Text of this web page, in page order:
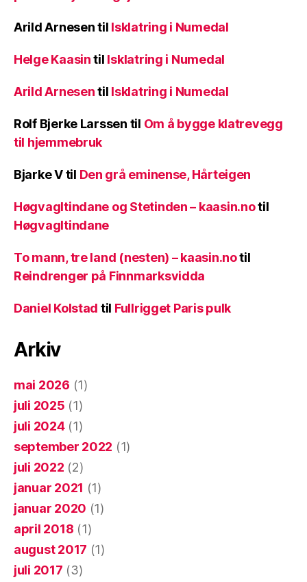
Arild Arnesentil Isklatring i Numedal
Helge Kaasintil Isklatring i Numedal
Arild Arnesentil Isklatring i Numedal
Rolf Bjerke Larssen til Om å bygge klatrevegg
til hjemmebruk
Bjarke Vtil Den grå eminense, Hårteigen
Høgvagltindane og Stetinden – kaasin.notil
Høgvagltindane
To mann, tre land (nesten) – kaasin.notil
Reindrenger på Finnmarksvidda
Daniel Kolstad til Fullrigget Paris pulk
Arkiv
mai 2026 (1)
juli 2025 (1)
juli 2024(1)
september 2022 (1)
juli 2022 (2)
januar 2021 (1)
januar 2020 (1)
april 2018 (1)
august 2017 (1)
juli 2017 (3)